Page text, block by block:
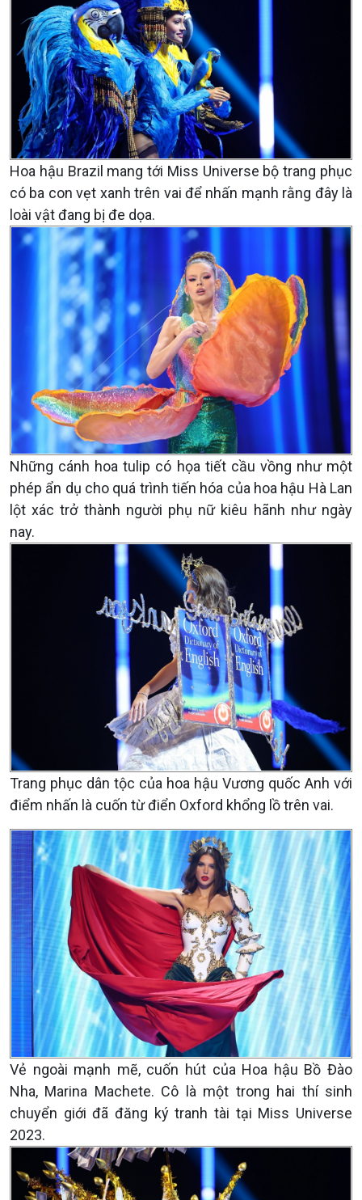
Hoa hậu Brazil mang tới Miss Universe bộ trang phục
có ba con vẹt xanh trên vai để nhấn mạnh rằng đây là
loài vật đang bị đe dọa.
Những cánh hoa tulip có họa tiết cầu vồng như một
phép ẩn dụ cho quá trình tiến hóa của hoa hậu Hà Lan
lột xác trở thành người phụ nữ kiêu hãnh như ngày
nay.
Trang phục dân tộc của hoa hậu Vương quốc Anh với
điểm nhấn là cuốn từ điển Oxford khổng lồ trên vai.
Vẻ ngoài mạnh mẽ, cuốn hút của Hoa hậu Bồ Đào
Nha, Marina Machete. Cô là một trong hai thí sinh
chuyển giới đã đăng ký tranh tài tại Miss Universe
2023.